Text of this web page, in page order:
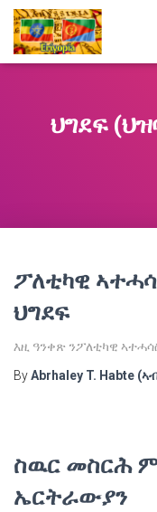
ህግደፍ
ፖለቲካዊ
ህግደፍ
እዚ ዓንቀጽ ንፖለቲካዊ
ByAbrhaley T. Habte
ስዉር መስርሕ
ኤርትራውያን